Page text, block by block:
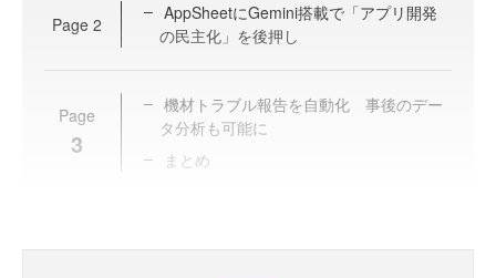
Page 2
AppSheetにGemini搭載で「アプリ開発
の民主化」を後押し
Page
3
機材トラブル報告を自動化 事後のデー
タ分析も可能に
まとめ